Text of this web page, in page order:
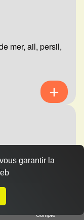
mer, ail, persil,
Compte
garantir la